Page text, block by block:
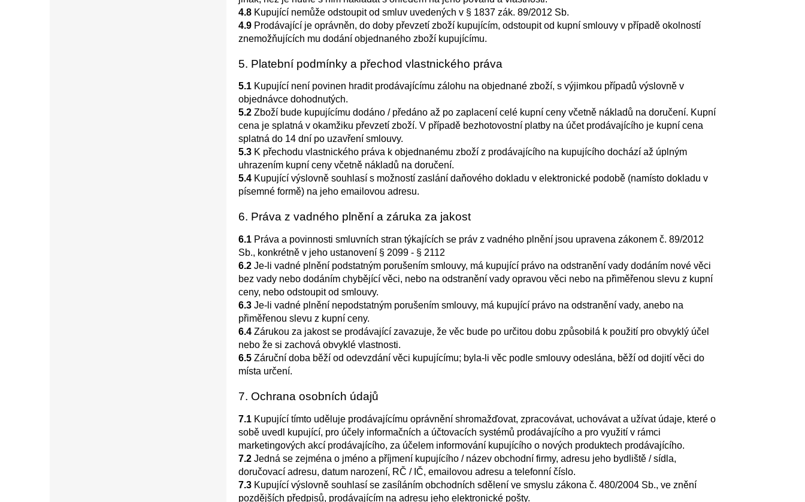
4.8 Kupující nemůže odstoupit od smluv uvedených v § 1837 zák. 89/2012 Sb.
4.9 Prodávající je oprávněn, do doby převzetí zboží kupujícím, odstoupit od kupní smlouvy v případě okolností
znemožňujících mu dodání objednaného zboží kupujícímu.
5. Platební podmínky a přechod vlastnického práva
5.1 Kupující není povinen hradit prodávajícímu zálohu na objednané zboží, s výjimkou případů výslovně v
objednávce dohodnutých.
5.2 Zboží bude kupujícímu dodáno / předáno až po zaplacení celé kupní ceny včetně nákladů na doručení. Kupní
cena je splatná v okamžiku převzetí zboží. V případě bezhotovostní platby na účet prodávajícího je kupní cena
splatná do 14 dní po uzavření smlouvy.
5.3 K přechodu vlastnického práva k objednanému zboží z prodávajícího na kupujícího dochází až úplným
uhrazením kupní ceny včetně nákladů na doručení.
5.4 Kupující výslovně souhlasí s možností zaslání daňového dokladu v elektronické podobě (namísto dokladu v
písemné formě) na jeho emailovou adresu.
6. Práva z vadného plnění a záruka za jakost
6.1 Práva a povinnosti smluvních stran týkajících se práv z vadného plnění jsou upravena zákonem č. 89/2012
Sb., konkrétně v jeho ustanovení § 2099 - § 2112
6.2 Je-li vadné plnění podstatným porušením smlouvy, má kupující právo na odstranění vady dodáním nové věci
bez vady nebo dodáním chybějící věci, nebo na odstranění vady opravou věci nebo na přiměřenou slevu z kupní
ceny, nebo odstoupit od smlouvy.
6.3 Je-li vadné plnění nepodstatným porušením smlouvy, má kupující právo na odstranění vady, anebo na
přiměřenou slevu z kupní ceny.
6.4 Zárukou za jakost se prodávající zavazuje, že věc bude po určitou dobu způsobilá k použití pro obvyklý účel
nebo že si zachová obvyklé vlastnosti.
6.5 Záruční doba běží od odevzdání věci kupujícímu; byla-li věc podle smlouvy odeslána, běží od dojití věci do
místa určení.
7. Ochrana osobních údajů
7.1 Kupující tímto uděluje prodávajícímu oprávnění shromažďovat, zpracovávat, uchovávat a užívat údaje, které o
sobě uvedl kupující, pro účely informačních a účtovacích systémů prodávajícího a pro využití v rámci
marketingových akcí prodávajícího, za účelem informování kupujícího o nových produktech prodávajícího.
7.2 Jedná se zejména o jméno a příjmení kupujícího / název obchodní firmy, adresu jeho bydliště / sídla,
doručovací adresu, datum narození, RČ / IČ, emailovou adresu a telefonní číslo.
7.3 Kupující výslovně souhlasí se zasíláním obchodních sdělení ve smyslu zákona č. 480/2004 Sb., ve znění
pozdějších předpisů, prodávajícím na adresu jeho elektronické pošty.